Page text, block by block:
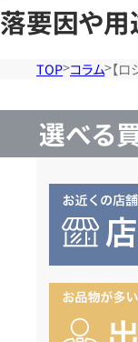
落要因や用
TOP コラム 【
選べる